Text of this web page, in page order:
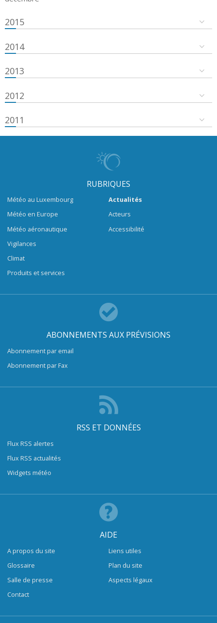
2015
2014
2013
2012
2011
RUBRIQUES
Météo au Luxembourg
Météo en Europe
Météo aéronautique
Vigilances
Climat
Produits et services
Actualités
Acteurs
Accessibilité
ABONNEMENTS AUX PRÉVISIONS
Abonnement par email
Abonnement par Fax
RSS ET DONNÉES
Flux RSS alertes
Flux RSS actualités
Widgets météo
AIDE
A propos du site
Glossaire
Salle de presse
Contact
Liens utiles
Plan du site
Aspects légaux